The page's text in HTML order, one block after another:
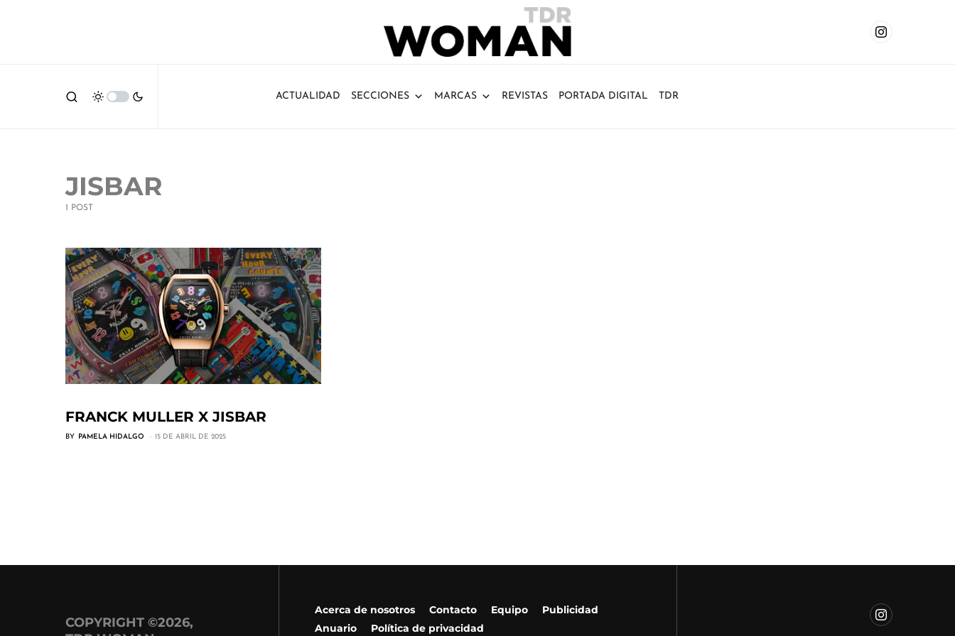
ACTUALIDAD SECCIONES MARCAS REVISTAS PORTADA DIGITAL TDR
JISBAR
1 POST
FRANCK MULLER X JISBAR
BY PAMELA HIDALGO 15 DE ABRIL DE 2025
COPYRIGHT ©2026,
Acerca de nosotros Contacto Equipo
Publicidad
Anuario
Política de privacidad